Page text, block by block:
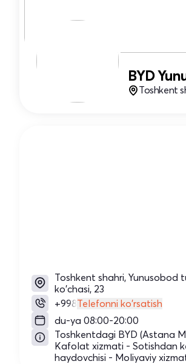
BYD
Toshkent
Toshkent shahri, Yunusobod
ko'chasi, 23
+998Telefonni ko'rsatish
du-ya 08:00-20:00
Toshkentdagi BYD (Astana
Kafolat xizmati - Sotishdan
haydovchisi - Moliyaviy